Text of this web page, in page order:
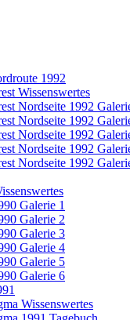
1992
Wissenswertes
Nordseite 1992
Nordseite 1992
Nordseite 1992
Nordseite 1992
Nordseite 1992
Galerie 1
Galerie 2
Galerie 3
Galerie 4
Galerie 5
Galerie 6
Wissenswertes